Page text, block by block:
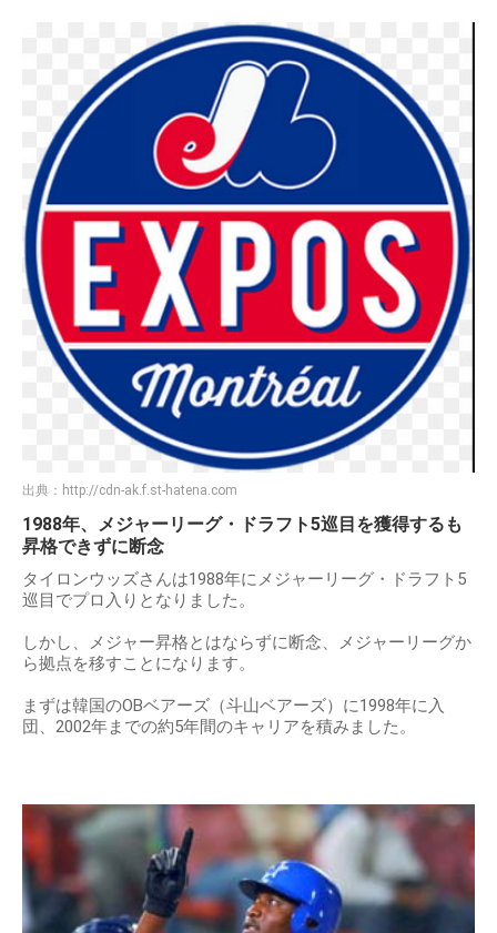
出典： http://cdn-ak.f.st-hatena.com
1988年、メジャーリーグ・ドラフト5巡目を獲得するも
昇格できずに断念
タイロンウッズさんは1988年にメジャーリーグ・ドラフト5
巡目でプロ入りとなりました。
しかし、メジャー昇格とはならずに断念、メジャーリーグか
ら拠点を移すことになります。
まずは韓国のOBベアーズ（斗山ベアーズ）に1998年に入
団、2002年までの約5年間のキャリアを積みました。